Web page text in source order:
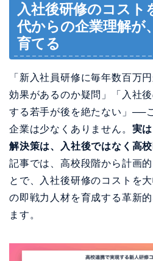
入社後研修のコスト
代からの企業理解が
育てる
「新入社員研修に毎年数百万
効果があるのか疑問」「入社
する若手が後を絶たない」──
企業は少なくありません。 実
解決策は、入社後ではなく高
記事では、高校段階から計画
とで、入社後研修のコストを
の即戦力人材を育成する革新
ます。